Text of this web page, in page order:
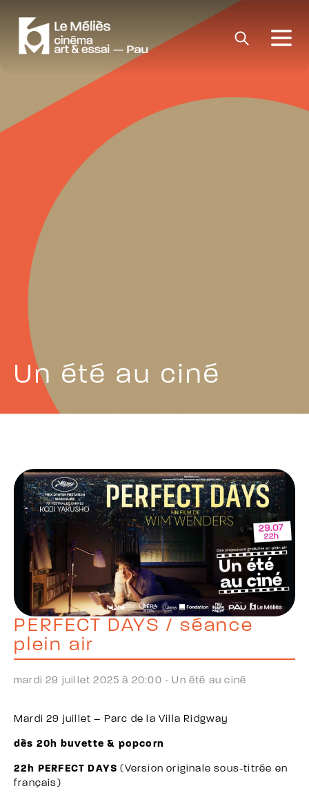
Un été au ciné
PERFECT DAYS / séance
plein air
mardi 29 juillet 2025 à 20:00 -Un été au ciné
Mardi 29 juillet – Parc de la Villa Ridgway
dès 20h buvette & popcorn
22h PERFECT DAYS (Version originale sous-titrée en
français)